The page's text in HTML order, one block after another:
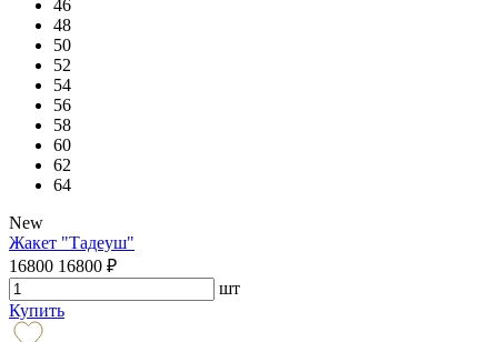
46
48
50
52
54
56
58
60
62
64
New
Жакет "Тадеуш"
16800 16800 ₽
шт
Купить